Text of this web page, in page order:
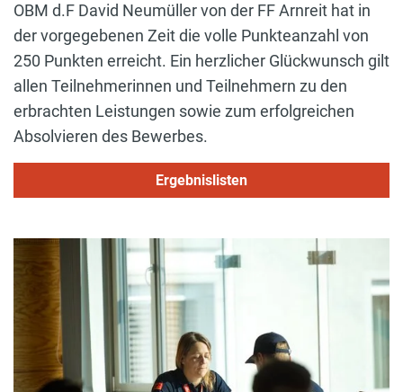
OBM d.F David Neumüller von der FF Arnreit hat in
der vorgegebenen Zeit die volle Punkteanzahl von
250 Punkten erreicht. Ein herzlicher Glückwunsch gilt
allen Teilnehmerinnen und Teilnehmern zu den
erbrachten Leistungen sowie zum erfolgreichen
Absolvieren des Bewerbes.
Ergebnislisten